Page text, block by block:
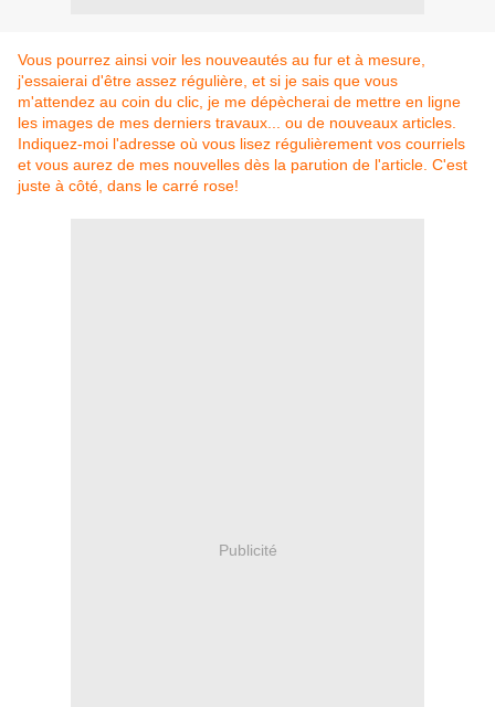
Vous pourrez ainsi voir les nouveautés au fur et à mesure,
j'essaierai d'être assez régulière, et si je sais que vous
m'attendez au coin du clic, je me dépècherai de mettre en ligne
les images de mes derniers travaux... ou de nouveaux articles.
Indiquez-moi l'adresse où vous lisez régulièrement vos courriels
et vous aurez de mes nouvelles dès la parution de l'article. C'est
juste à côté, dans le carré rose!
Publicité